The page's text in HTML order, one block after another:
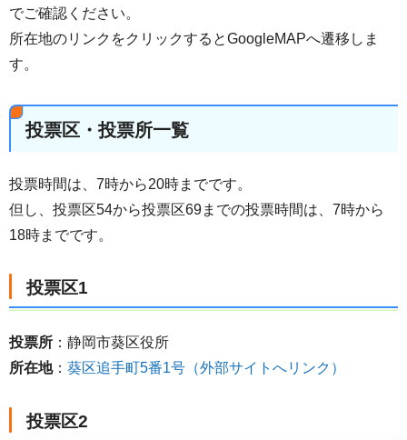
でご確認ください。
所在地のリンクをクリックするとGoogleMAPへ遷移しま
す。
投票区・投票所一覧
投票時間は、7時から20時までです。
但し、投票区54から投票区69までの投票時間は、7時から
18時までです。
投票区1
投票所 ：静岡市葵区役所
所在地： 葵区追手町5番1号（外部サイトへリンク）
投票区2